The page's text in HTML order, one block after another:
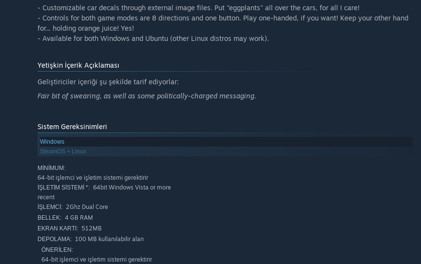
- Customizable car decals through external image files. Put "eggplants" all over the cars, for all I care!
- Controls for both game modes are 8 directions and one button. Play one-handed, if you want! Keep your other hand
for... holding orange juice! Yes!
- Available for both Windows and Ubuntu (other Linux distros may work).
Yetişkin İçerik Açıklaması
Geliştiriciler içeriği şu şekilde tarif ediyorlar:
Fair bit of swearing, as well as some politically-charged messaging.
Sistem Gereksinimleri
Windows
SteamOS + Linux
MINIMUM:
64-bit işlemci ve işletim sistemi gerektirir
İŞLETIM SISTEMI *: 64bit Windows Vista or more
recent
İŞLEMCI: 2Ghz Dual Core
BELLEK: 4 GB RAM
EKRAN KARTI: 512MB
DEPOLAMA: 100 MB kullanılabilir alan
ÖNERILEN:
64-bit işlemci ve işletim sistemi gerektirir